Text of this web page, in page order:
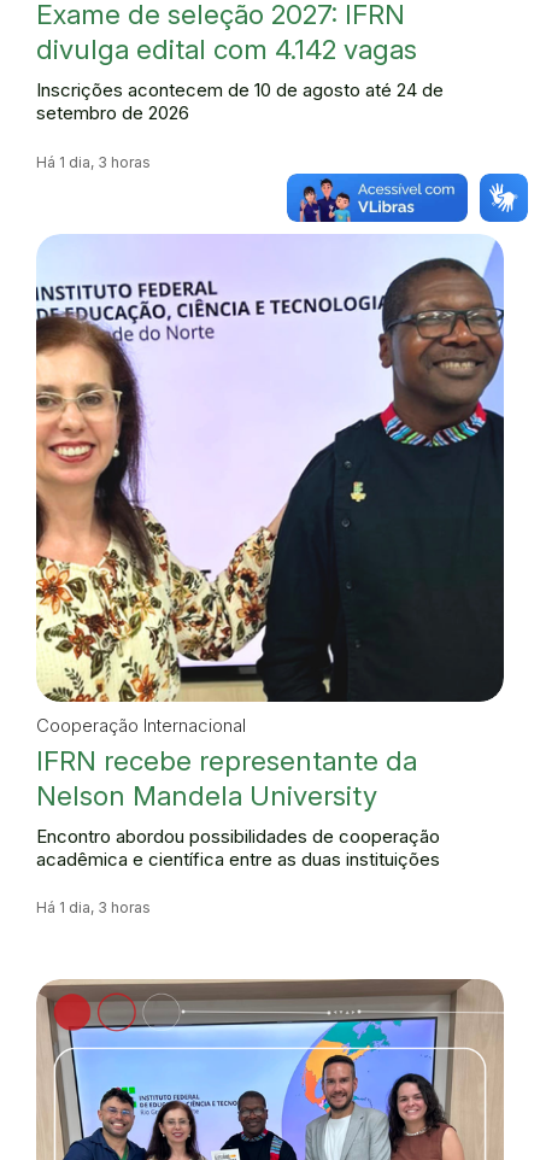
Exame de seleção 2027: IFRN
divulga edital com 4.142 vagas
Inscrições acontecem de 10 de agosto até 24 de
setembro de 2026
Há 1 dia, 3 horas
Cooperação Internacional
IFRN recebe representante da
Nelson Mandela University
Encontro abordou possibilidades de cooperação
acadêmica e científica entre as duas instituições
Há 1 dia, 3 horas